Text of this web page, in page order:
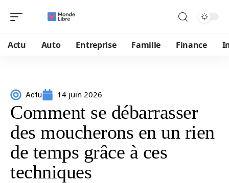
Actu Auto Entreprise Famille Finance
Actu 14 juin 2026
Comment se débarrasser
des moucherons en un rien
de temps grâce à ces
techniques